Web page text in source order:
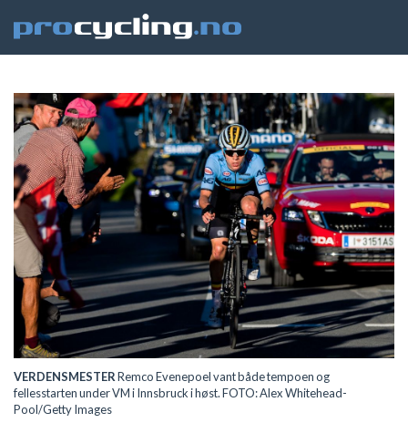
VERDENSMESTERRemco Evenepoel vant både tempoen og
fellesstarten under VM i Innsbruck i høst. FOTO: Alex Whitehead-
Pool/Getty Images